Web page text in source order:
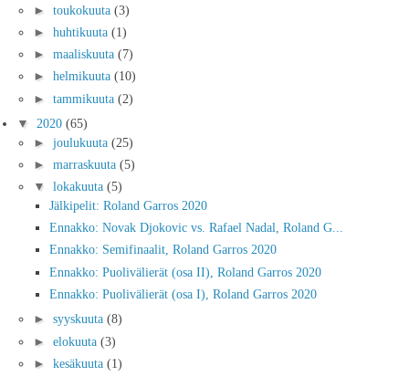
► toukokuuta (3)
► huhtikuuta (1)
► maaliskuuta (7)
► helmikuuta (10)
► tammikuuta (2)
▼ 2020 (65)
► joulukuuta (25)
► marraskuuta (5)
▼ lokakuuta (5)
Jälkipelit: Roland Garros 2020
Ennakko: Novak Djokovic vs. Rafael Nadal, Roland G...
Ennakko: Semifinaalit, Roland Garros 2020
Ennakko: Puolivälierät (osa II), Roland Garros 2020
Ennakko: Puolivälierät (osa I), Roland Garros 2020
► syyskuuta (8)
► elokuuta (3)
► kesäkuuta (1)